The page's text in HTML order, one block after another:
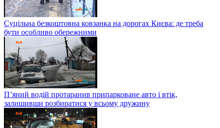
Суцільна безкоштовна ковзанка на дорогах Києва: де треба
бути особливо обережними
П’яний водій протаранив припарковане авто і втік,
залишивши розбиратися у всьому дружину